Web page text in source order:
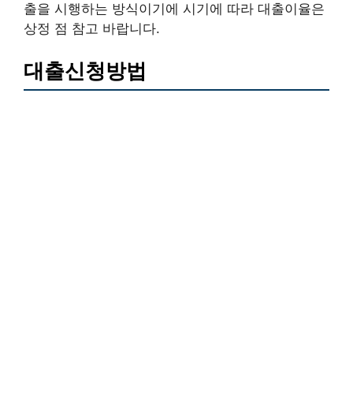
출을 시행하는 방식이기에 시기에 따라 대출이율은
상정 점 참고 바랍니다.
대출신청방법